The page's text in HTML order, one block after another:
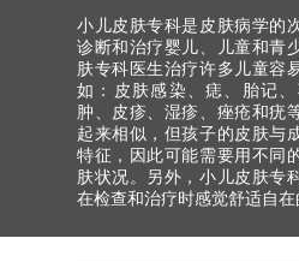
小儿皮肤专科是皮肤病学的
诊断和治疗婴儿、儿童和青
肤专科医生治疗许多儿童容
如：皮肤感染、痣、胎记
肿、皮疹、湿疹、痤疮和疣
起来相似，但孩子的皮肤与
特征，因此可能需要用不同
肤状况。另外，小儿皮肤专
在检查和治疗时感觉舒适自在